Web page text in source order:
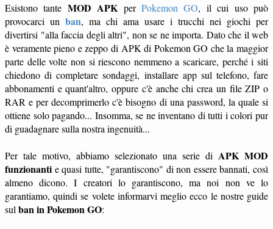
Esistono tante MOD APK perPokemon GO, il cui uso può
provocarci un ban, ma chi ama usare i trucchi nei giochi per
divertirsi "alla faccia degli altri", non se ne importa. Dato che il web
è veramente pieno e zeppo di APK di Pokemon GO che la maggior
parte delle volte non si riescono nemmeno a scaricare, perché i siti
chiedono di completare sondaggi, installare app sul telefono, fare
abbonamenti e quant'altro, oppure c'è anche chi crea un file ZIP o
RAR e per decomprimerlo c'è bisogno di una password, la quale si
ottiene solo pagando... Insomma, se ne inventano di tutti i colori pur
di guadagnare sulla nostra ingenuità...
Per tale motivo, abbiamo selezionato una serie di APK MOD
funzionanti e quasi tutte, "garantiscono" di non essere bannati, così
almeno dicono. I creatori lo garantiscono, ma noi non ve lo
garantiamo, quindi se volete informarvi meglio ecco le nostre guide
sul ban in Pokemon GO: